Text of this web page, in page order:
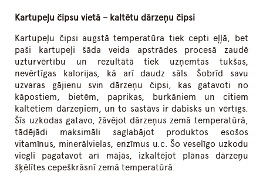
Kartupeļu čipsu vietā – kaltētu dārzeņu čipsi
Kartupeļu čipsi augstā temperatūra tiek cepti eļļā, bet
paši kartupeļi šāda veida apstrādes procesā zaudē
uzturvērtību un rezultātā tiek uzņemtas tukšas,
nevērtīgas kalorijas, kā arī daudz sāls. Šobrīd savu
uzvaras gājienu svin dārzeņu čipsi, kas gatavoti no
kāpostiem, bietēm, paprikas, burkāniem un citiem
kaltētiem dārzeņiem, un to sastāvs ir dabisks un vērtīgs.
Šīs uzkodas gatavo, žāvējot dārzeņus zemā temperatūrā,
tādējādi maksimāli saglabājot produktos esošos
vitamīnus, minerālvielas, enzīmus u.c. Šo veselīgo uzkodu
viegli pagatavot arī mājās, izkaltējot plānas dārzeņu
šķēlītes cepeškrāsnī zemā temperatūrā.